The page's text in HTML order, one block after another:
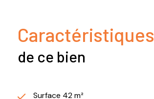
Caractéristiques
de ce bien
Surface 42 m²